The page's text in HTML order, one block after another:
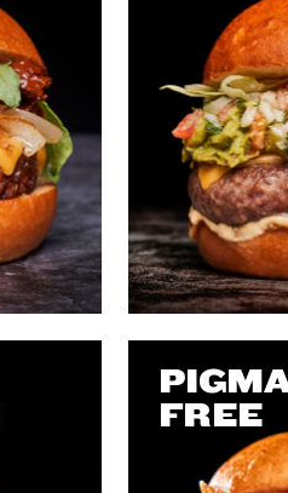
FREE